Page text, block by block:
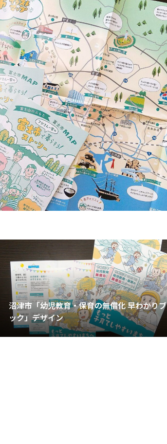
沼津市「幼児教育・保育の無償化 早わかりブ
ック」デザイン